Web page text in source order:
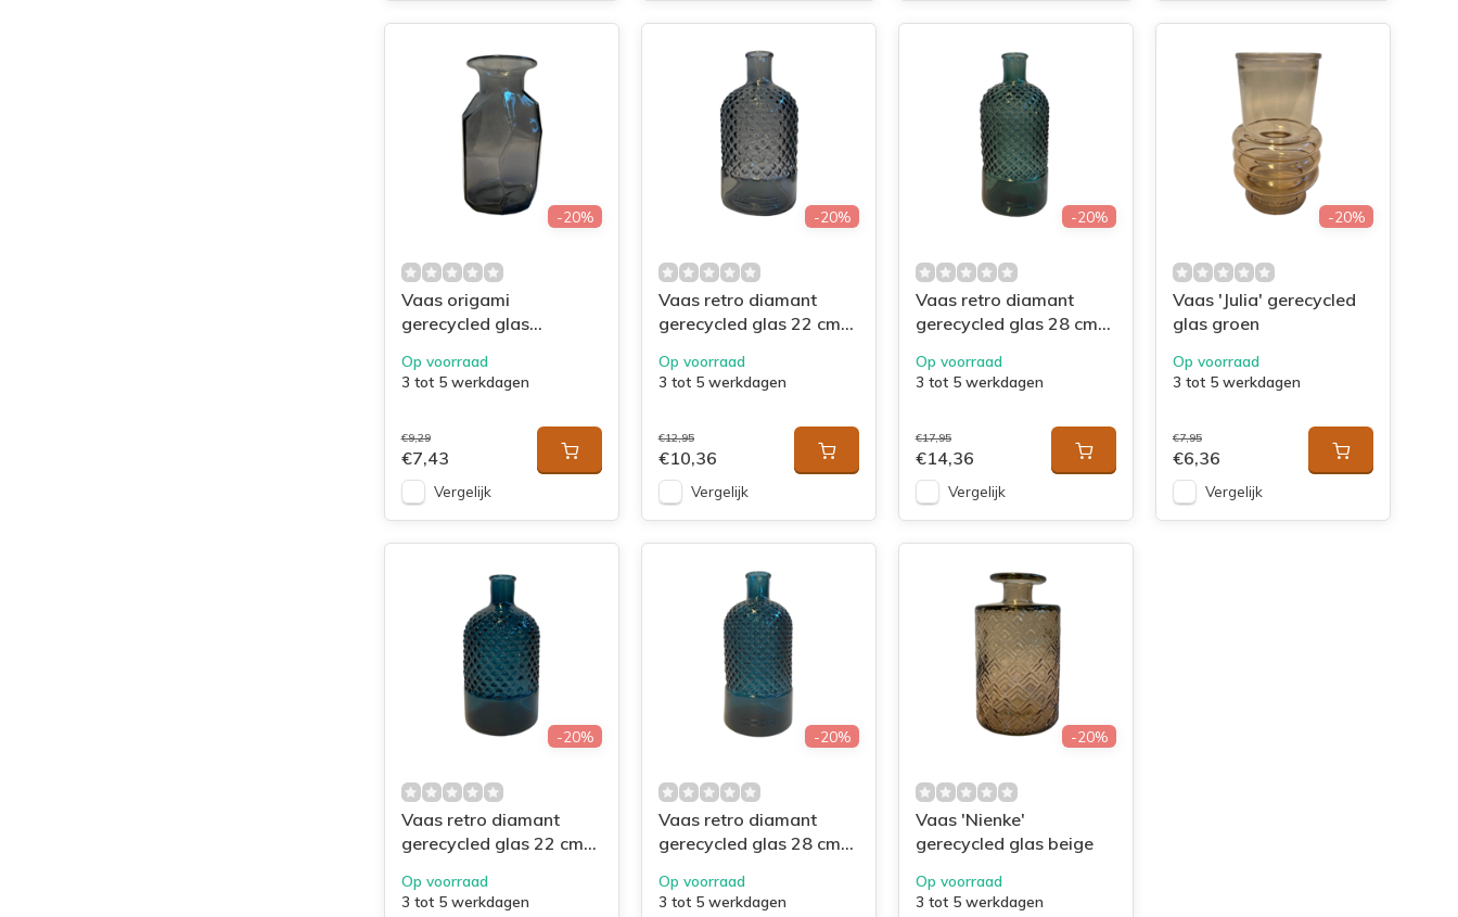
-20%
Vaas origami
gerecycled glas
Op voorraad
3 tot 5 werkdagen
€9,29
€7,43
Vergelijk
-20%
Vaas retro diamant
gerecycled glas 22 cm
Op voorraad
3 tot 5 werkdagen
€12,95
€10,36
Vergelijk
-20%
Vaas retro diamant
gerecycled glas 28 cm
Op voorraad
3 tot 5 werkdagen
€17,95
€14,36
Vergelijk
-20%
Vaas 'Julia' gerecycled
glas groen
Op voorraad
3 tot 5 werkdagen
€7,95
€6,36
Vergelijk
-20%
Vaas retro diamant
gerecycled glas 22 cm
Op voorraad
3 tot 5 werkdagen
-20%
Vaas retro diamant
gerecycled glas 28 cm
Op voorraad
3 tot 5 werkdagen
-20%
Vaas 'Nienke'
gerecycled glas beige
Op voorraad
3 tot 5 werkdagen